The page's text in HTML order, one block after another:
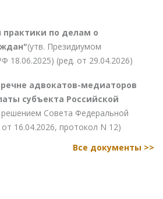
практики по делам о
(утв. Президиумом
18.06.2025) (ред. от 29.04.2026)
адвокатов-медиаторов
субъекта Российской
решением Совета Федеральной
16.04.2026, протокол N 12)
Все документы >>